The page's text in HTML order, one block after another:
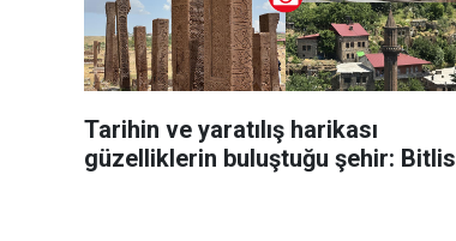
Tarihin ve yaratılış harikası
güzelliklerin buluştuğu şehir: Bitlis